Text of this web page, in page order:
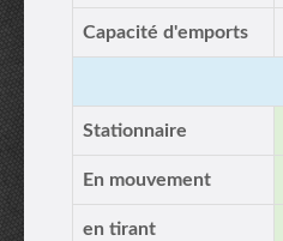
Capacité d'emports
Stationnaire
En mouvement
en tirant